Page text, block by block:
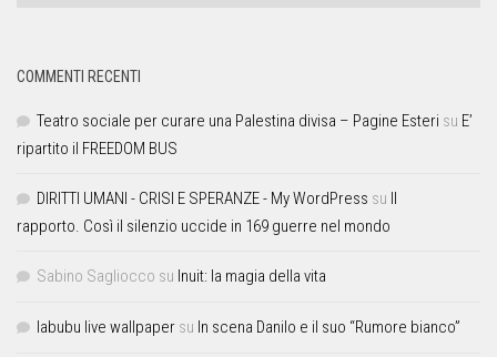
COMMENTI RECENTI
Teatro sociale per curare una Palestina divisa – Pagine Esteri su E’
ripartito il FREEDOM BUS
DIRITTI UMANI - CRISI E SPERANZE - My WordPress su Il
rapporto. Così il silenzio uccide in 169 guerre nel mondo
Sabino Sagliocco su Inuit: la magia della vita
labubu live wallpaper su In scena Danilo e il suo “Rumore bianco”